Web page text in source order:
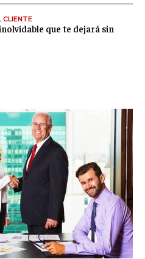
CLIENTE
que te dejará sin